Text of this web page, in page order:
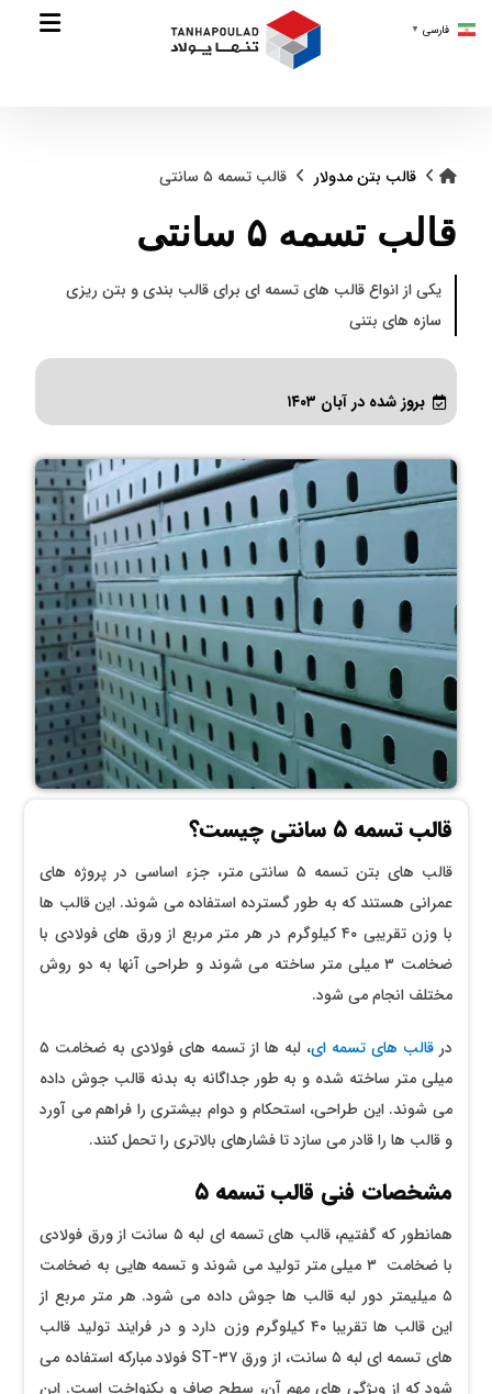
قالب بتن مدولار قالب تسمه ۵ سانتی
قالب تسمه ۵ سانتی
یکی از انواع قالب های تسمه ای برای قالب بندی و بتن ریزی
سازه های بتنی
بروز شده در آبان ۱۴۰۳
قالب تسمه ۵ سانتی چیست؟
قالب‌ های بتن تسمه ۵ سانتی‌ متر، جزء اساسی در پروژه ‌های
عمرانی هستند که به ‌طور گسترده استفاده می‌ شوند. این قالب ‌ها
با وزن تقریبی ۴۰ کیلوگرم در هر متر مربع از ورق‌ های فولادی با
ضخامت ۳ میلی‌ متر ساخته می‌ شوند و طراحی آنها به دو روش
مختلف انجام می ‌شود.
درقالب ‌های تسمه ‌ای
، لبه‌ ها از تسمه ‌های فولادی به ضخامت ۵
میلی ‌متر ساخته شده و به ‌طور جداگانه به بدنه قالب جوش داده
می ‌شوند. این طراحی، استحکام و دوام بیشتری را فراهم می ‌آورد
و قالب ‌ها را قادر می ‌سازد تا فشارهای بالاتری را تحمل کنند.
مشخصات فنی قالب تسمه ۵
همانطور که گفتیم، قالب‌ های تسمه‌ ای لبه ۵ سانت از ورق فولادی
با ضخامت ۳ میلی‌ متر تولید می‌ شوند و تسمه‌ هایی به ضخامت
۵ میلیمتر دور لبه قالب‌ ها جوش داده می‌ شود. هر متر مربع از
این قالب‌ ها تقریبا ۴۰ کیلوگرم وزن دارد و در فرایند تولید قالب‌
های تسمه‌ ای لبه ۵ سانت، از ورق ST-۳۷ فولاد مبارکه استفاده می‌
شود که از ویژگی‌ های مهم آن، سطح صاف و یکنواخت است. این
فارسی ▼